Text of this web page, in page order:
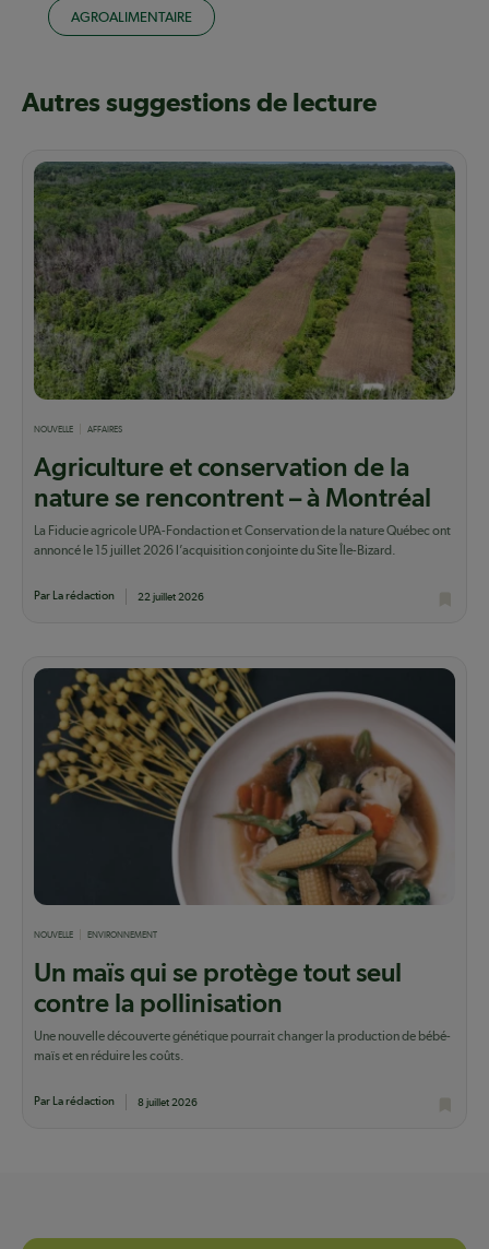
AGROALIMENTAIRE
Autres suggestions de lecture
NOUVELLE AFFAIRES
Agriculture et conservation de la
nature se rencontrent – à Montréal
La Fiducie agricole UPA-Fondaction et Conservation de la nature Québec ont
annoncé le 15 juillet 2026 l’acquisition conjointe du Site Île-Bizard.
Par La rédaction 22 juillet 2026
NOUVELLE ENVIRONNEMENT
Un maïs qui se protège tout seul
contre la pollinisation
Une nouvelle découverte génétique pourrait changer la production de bébé-
maïs et en réduire les coûts.
Par La rédaction 8 juillet 2026